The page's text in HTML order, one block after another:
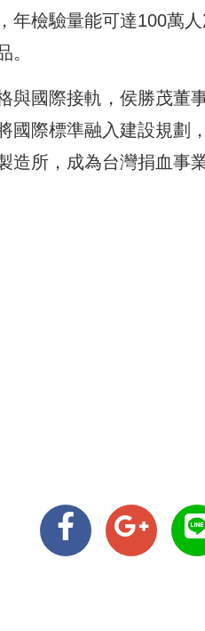
年檢驗量能可達100萬
。
與國際接軌，侯勝茂董
國際標準融入建設規劃
造所，成為台灣捐血事